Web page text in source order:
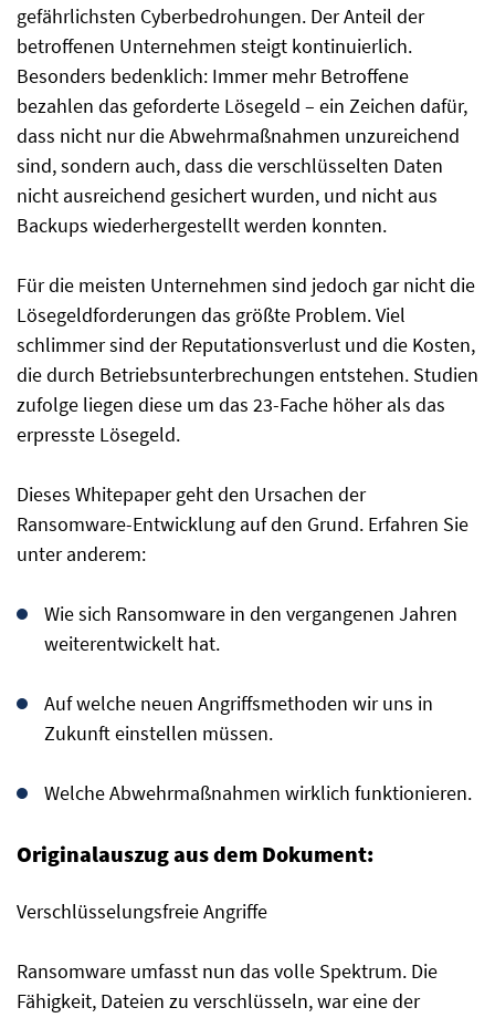
gefährlichsten Cyberbedrohungen. Der Anteil der
betroffenen Unternehmen steigt kontinuierlich.
Besonders bedenklich: Immer mehr Betroffene
bezahlen das geforderte Lösegeld – ein Zeichen dafür,
dass nicht nur die Abwehrmaßnahmen unzureichend
sind, sondern auch, dass die verschlüsselten Daten
nicht ausreichend gesichert wurden, und nicht aus
Backups wiederhergestellt werden konnten.
Für die meisten Unternehmen sind jedoch gar nicht die
Lösegeldforderungen das größte Problem. Viel
schlimmer sind der Reputationsverlust und die Kosten,
die durch Betriebsunterbrechungen entstehen. Studien
zufolge liegen diese um das 23-Fache höher als das
erpresste Lösegeld.
Dieses Whitepaper geht den Ursachen der
Ransomware-Entwicklung auf den Grund. Erfahren Sie
unter anderem:
Wie sich Ransomware in den vergangenen Jahren
weiterentwickelt hat.
Auf welche neuen Angriffsmethoden wir uns in
Zukunft einstellen müssen.
Welche Abwehrmaßnahmen wirklich funktionieren.
Originalauszug aus dem Dokument:
Verschlüsselungsfreie Angriffe
Ransomware umfasst nun das volle Spektrum. Die
Fähigkeit, Dateien zu verschlüsseln, war eine der